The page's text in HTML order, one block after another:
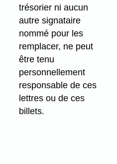
trésorier ni aucun
autre signataire
nommé pour les
remplacer, ne peut
être tenu
personnellement
responsable de ces
lettres ou de ces
billets.